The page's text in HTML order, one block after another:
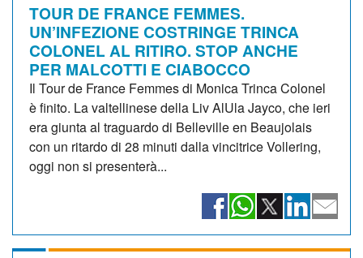
TOUR DE FRANCE FEMMES.
UN’INFEZIONE COSTRINGE TRINCA
COLONEL AL RITIRO. STOP ANCHE
PER MALCOTTI E CIABOCCO
Il Tour de France Femmes di Monica Trinca Colonel
è finito. La valtellinese della Liv AlUla Jayco, che ieri
era giunta al traguardo di Belleville en Beaujolais
con un ritardo di 28 minuti dalla vincitrice Vollering,
oggi non si presenterà...